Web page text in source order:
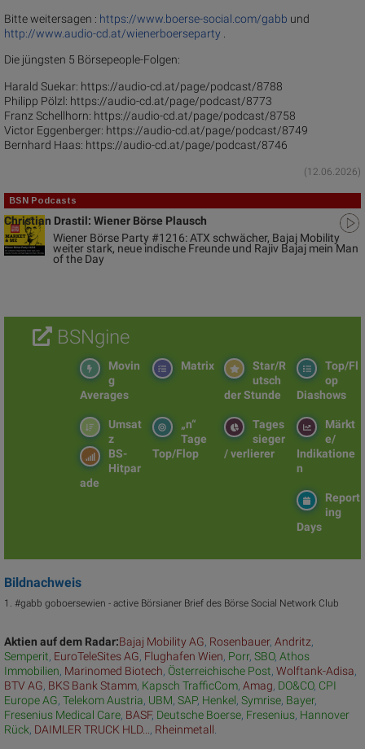
Bitte weitersagen : https://www.boerse-social.com/gabb und
http://www.audio-cd.at/wienerboerseparty
Die jüngsten 5 Börsepeople-Folgen:
Harald Suekar: https://audio-cd.at/page/podcast/8788
Philipp Pölzl: https://audio-cd.at/page/podcast/8773
Franz Schellhorn: https://audio-cd.at/page/podcast/8758
Victor Eggenberger: https://audio-cd.at/page/podcast/8749
Bernhard Haas: https://audio-cd.at/page/podcast/8746
(12.06.2026)
BSN Podcasts
Christian Drastil: Wiener Börse Plausch
Wiener Börse Party #1216: ATX schwächer, Bajaj Mobility
weiter stark, neue indische Freunde und Rajiv Bajaj mein Man
of the Day
BSNgine
Top/Fl
op
Diashows
Star/R
utsch
der Stunde
Matrix
Movin
g
Averages
Märkt
e/
Indikatione
n
Tages
sieger
/ verlierer
„n“
Tage
Top/Flop
Umsat
z
BS-
Hitpar
ade
Report
ing
Days
Bildnachweis
1. #gabb goboersewien - active Börsianer Brief des Börse Social Network Club
Aktien auf dem Radar:Bajaj Mobility AG, Rosenbauer, Andritz,
Semperit, EuroTeleSites AG, Flughafen Wien, Porr, SBO, Athos
Immobilien, Marinomed Biotech, Österreichische Post, Wolftank-Adisa,
BTV AG, BKS Bank Stamm, Kapsch TrafficCom, Amag, DO&CO, CPI
Europe AG, Telekom Austria, UBM, SAP, Henkel, Symrise, Bayer,
Fresenius Medical Care, BASF, Deutsche Boerse, Fresenius, Hannover
Rück, DAIMLER TRUCK HLD... , Rheinmetall